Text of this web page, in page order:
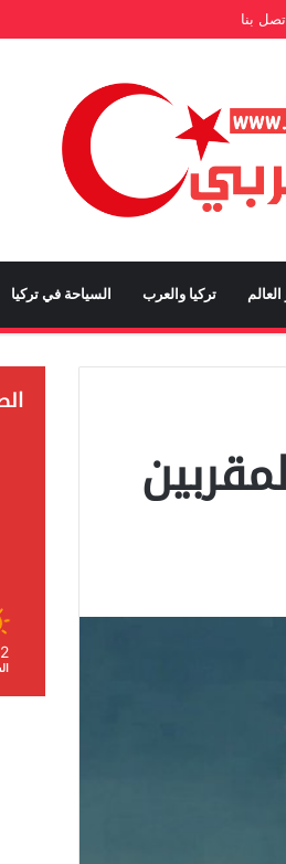
بنا
العالم تركيا والعرب السياحة في تركيا